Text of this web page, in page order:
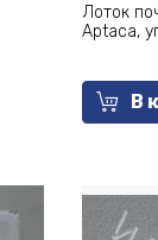
Лоток
Aptaca,
В